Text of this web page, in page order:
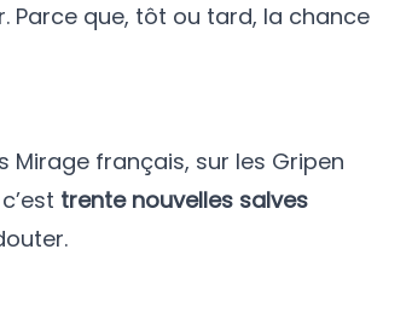
Parce que, tôt ou tard, la chance
Mirage français, sur les Gripen
trente nouvelles salves